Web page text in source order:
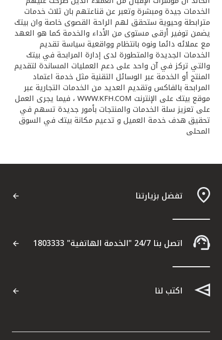
الخدمات جيدة ومبشرة وتعبر عن قناعتهم بان ثلاث خدمات
مترابطة وحيوية ستحقق لهم الراحة القصوى خاصة وان بيتك
يضمن توفير أرقى مستوى من الأداء والخدمة كما هو العهد
مع عملائه دائما ونوه بانتظام وواقعية سياسة تقديم
الخدمات الجديدة والمتطورة لدى إدارة المرابحة في بيتك
والتي تركز في آن واحد على دعم العمليات المساندة لتقديم
المنتج أو الخدمة عبر الوسائل التقنية مثل خدمة اعتماد
المرابحة بالفاكس وتقديم العديد من الخدمات التجارية عبر
موقع بيتك على الإنترنت WWW.KFH.COM ، فيما يجرى العمل
على تعزيز سلة الخدمات والمنتجات بأمور جديدة تسهم في
تحقيق هدف خدمة العميل و تدعيم مكانة بيتك في السوق
المحلى
تفضل بزيارتنا
اتصل بنا 24/7 "الخدمة الهاتفية" 1803333
اكتب لنا